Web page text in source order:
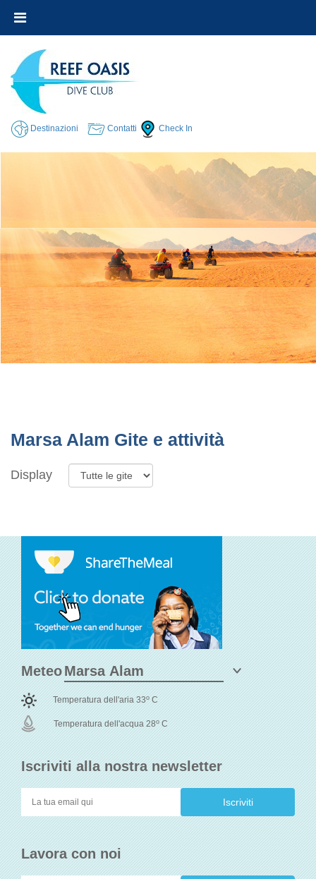
Destinazioni Contatti Check In
Marsa Alam Gite e attività
Display
Iscriviti alla nostra newsletter
Lavora con noi
Meteo
Temperatura dell'aria 33o C
Temperatura dell'acqua 28o C